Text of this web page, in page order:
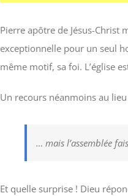
Pierre apôtre de Jésus-Christ
exceptionnelle pour un seul
même motif, sa foi. L’église
Un recours néanmoins au
… mais l’assemblée
Et quelle surprise ! Dieu